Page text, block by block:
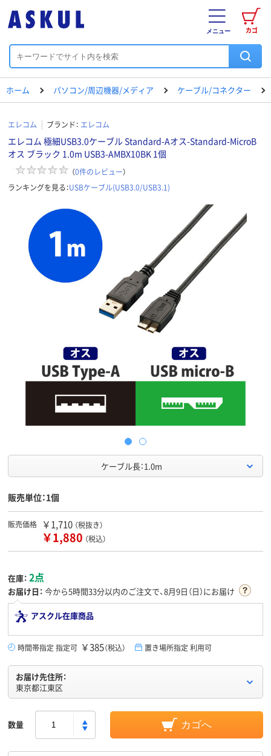
カゴ
メニュー
ホーム パソコン/周辺機器/メディア ケーブル/コネクター
エレコム ブランド： エレコム
エレコム 極細USB3.0ケーブル Standard-Aオス-Standard-MicroB
オス ブラック 1.0m USB3-AMBX10BK 1個
（0件のレビュー）
ランキングを見る：USBケーブル(USB3.0/USB3.1)
ケーブル長：1.0m
販売単位：1個
販売価格 ￥1,710 （税抜き）
￥1,880 （税込）
在庫： 2点
お届け日： 今から5時間33分以内のご注文で、8月9日（日）にお届け
アスクル在庫商品
時間帯指定 指定可 ￥385（税込） 置き場所指定 利用可
お届け先住所：
東京都江東区
数量 カゴへ